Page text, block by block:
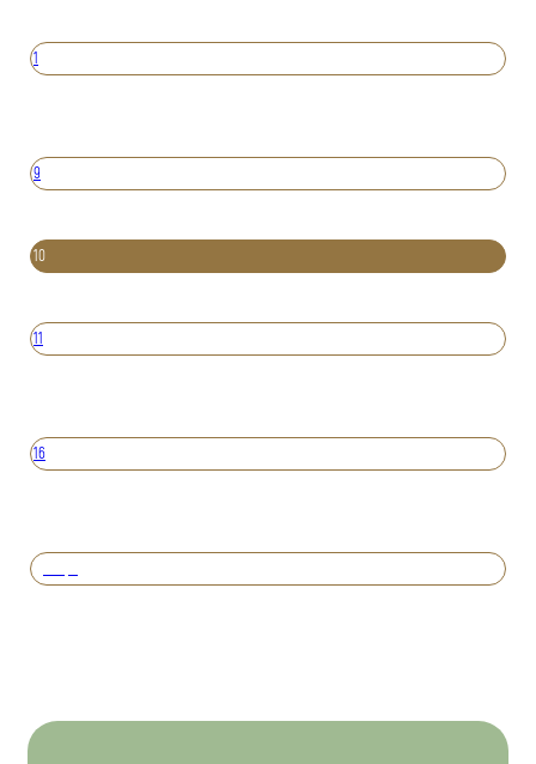
1
9
10
11
16